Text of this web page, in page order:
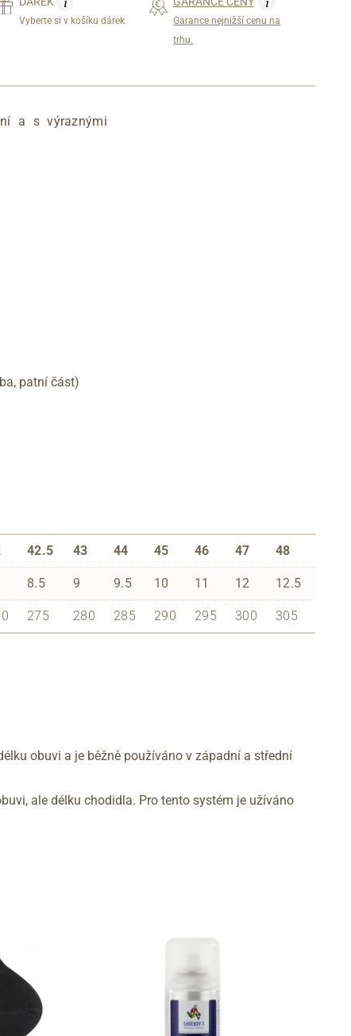
Vyberte si v košíku dárek
Garance nejnižší cenu na
trhu.
a s výraznými
patní část)
42.5 43 44 45 46 47 48
8.5 9 9.5 10 11 12 12.5
275 280 285 290 295 300 305
obuvi a je běžně používáno v západní a střední
ale délku chodidla. Pro tento systém je užíváno